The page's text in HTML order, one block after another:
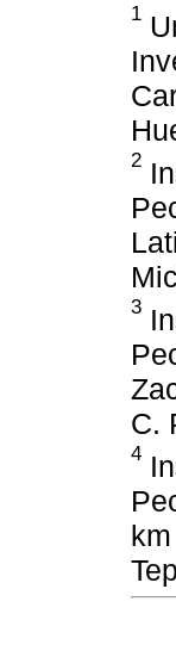
1
2
3
C.
4